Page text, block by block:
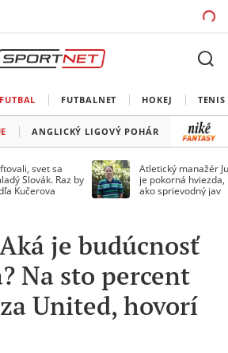
FUTBAL FUTBALNET HOKEJ TENIS
ANGLICKÝ LIGOVÝ POHÁR FA CUP
svet sa
Slovák. Raz by
Kučerova
Atletický manažér
je pokorná
ako sprievodný jav
je budúcnosť
Na sto percent
United, hovorí